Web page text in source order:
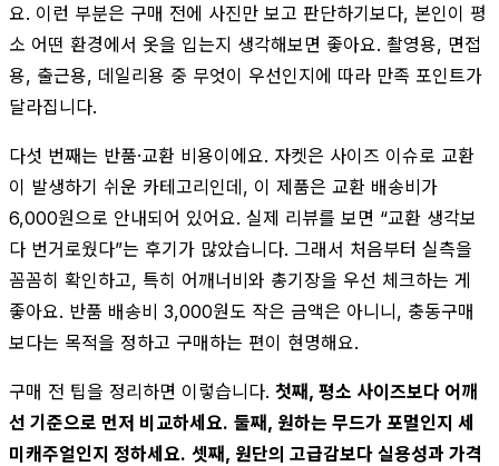
요. 이런 부분은 구매 전에 사진만 보고 판단하기보다, 본인이 평
소 어떤 환경에서 옷을 입는지 생각해보면 좋아요. 촬영용, 면접
용, 출근용, 데일리용 중 무엇이 우선인지에 따라 만족 포인트가
달라집니다.
다섯 번째는 반품·교환 비용이에요. 자켓은 사이즈 이슈로 교환
이 발생하기 쉬운 카테고리인데, 이 제품은 교환 배송비가
6,000원으로 안내되어 있어요. 실제 리뷰를 보면 “교환 생각보
다 번거로웠다”는 후기가 많았습니다. 그래서 처음부터 실측을
꼼꼼히 확인하고, 특히 어깨너비와 총기장을 우선 체크하는 게
좋아요. 반품 배송비 3,000원도 작은 금액은 아니니, 충동구매
보다는 목적을 정하고 구매하는 편이 현명해요.
구매 전 팁을 정리하면 이렇습니다. 첫째, 평소 사이즈보다 어깨
선 기준으로 먼저 비교하세요. 둘째, 원하는 무드가 포멀인지 세
미캐주얼인지 정하세요. 셋째, 원단의 고급감보다 실용성과 가격